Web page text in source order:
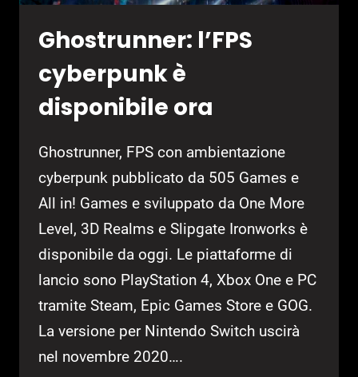
Ghostrunner: l’FPS
cyberpunk è
disponibile ora
Ghostrunner, FPS con ambientazione
cyberpunk pubblicato da 505 Games e
All in! Games e sviluppato da One More
Level, 3D Realms e Slipgate Ironworks è
disponibile da oggi. Le piattaforme di
lancio sono PlayStation 4, Xbox One e PC
tramite Steam, Epic Games Store e GOG.
La versione per Nintendo Switch uscirà
nel novembre 2020….